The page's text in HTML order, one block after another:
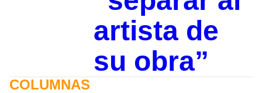
artista de
su obra”
COLUMNAS